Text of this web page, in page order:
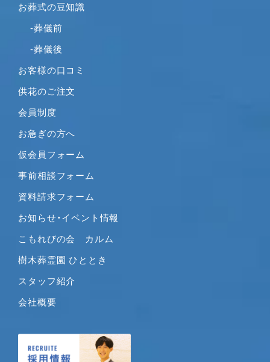
お葬式の豆知識
-葬儀前
-葬儀後
お客様の口コミ
供花のご注文
会員制度
お急ぎの方へ
仮会員フォーム
事前相談フォーム
資料請求フォーム
お知らせ・イベント情報
こもれびの会 カルム
樹木葬霊園 ひととき
スタッフ紹介
会社概要